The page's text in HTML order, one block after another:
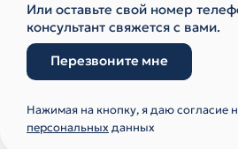
Или оставьте свой номер
консультант свяжется с вами.
Перезвоните мне
Нажимая на кнопку, я даю согласие
персональныхданных